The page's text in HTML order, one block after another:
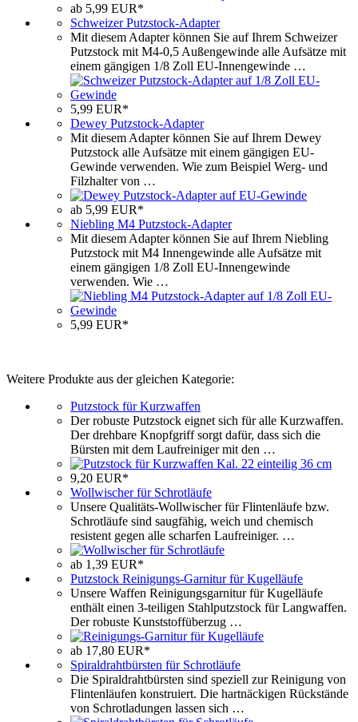
ab 5,99 EUR*
Schweizer Putzstock-Adapter
Mit diesem Adapter können Sie auf Ihrem Schweizer
Putzstock mit M4-0,5 Außengewinde alle Aufsätze mit
einem gängigen 1/8 Zoll EU-Innengewinde …
5,99 EUR*
Dewey Putzstock-Adapter
Mit diesem Adapter können Sie auf Ihrem Dewey
Putzstock alle Aufsätze mit einem gängigen EU-
Gewinde verwenden. Wie zum Beispiel Werg- und
Filzhalter von …
ab 5,99 EUR*
Niebling M4 Putzstock-Adapter
Mit diesem Adapter können Sie auf Ihrem Niebling
Putzstock mit M4 Innengewinde alle Aufsätze mit
einem gängigen 1/8 Zoll EU-Innengewinde
verwenden. Wie …
5,99 EUR*
Weitere Produkte aus der gleichen Kategorie:
Putzstock für Kurzwaffen
Der robuste Putzstock eignet sich für alle Kurzwaffen.
Der drehbare Knopfgriff sorgt dafür, dass sich die
Bürsten mit dem Laufreiniger mit den …
9,20 EUR*
Wollwischer für Schrotläufe
Unsere Qualitäts-Wollwischer für Flintenläufe bzw.
Schrotläufe sind saugfähig, weich und chemisch
resistent gegen alle scharfen Laufreiniger. …
ab 1,39 EUR*
Putzstock Reinigungs-Garnitur für Kugelläufe
Unsere Waffen Reinigungsgarnitur für Kugelläufe
enthält einen 3-teiligen Stahlputzstock für Langwaffen.
Der robuste Kunststoffüberzug …
ab 17,80 EUR*
Spiraldrahtbürsten für Schrotläufe
Die Spiraldrahtbürsten sind speziell zur Reinigung von
Flintenläufen konstruiert. Die hartnäckigen Rückstände
von Schrotladungen lassen sich …